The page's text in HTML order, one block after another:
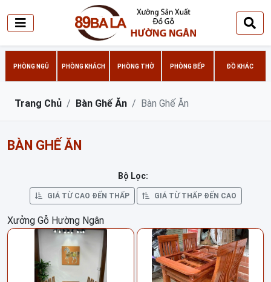
PHÒNG NGỦ PHÒNG KHÁCH PHÒNG THỜ PHÒNG BẾP ĐỒ KHÁC
Trang Chủ Bàn Ghế Ăn Bàn Ghế Ăn
BÀN GHẾ ĂN
Bộ Lọc:
GIÁ TỪ CAO ĐẾN THẤP GIÁ TỪ THẤP ĐẾN CAO
Xưởng Gỗ Hường Ngân